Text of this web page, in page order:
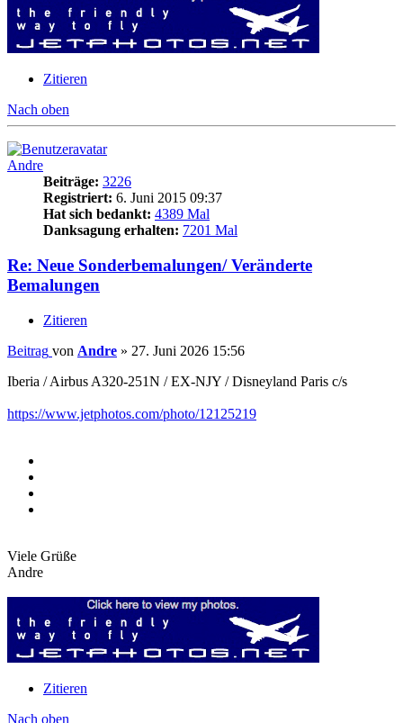
Zitieren
Nach oben
Andre
Beiträge: 3226
Registriert: 6. Juni 2015 09:37
Hat sich bedankt: 4389 Mal
Danksagung erhalten: 7201 Mal
Re: Neue Sonderbemalungen/ Veränderte
Bemalungen
Zitieren
Beitrag von Andre » 27. Juni 2026 15:56
Iberia / Airbus A320-251N / EX-NJY / Disneyland Paris c/s
https://www.jetphotos.com/photo/12125219
Viele Grüße
Andre
Zitieren
Nach oben